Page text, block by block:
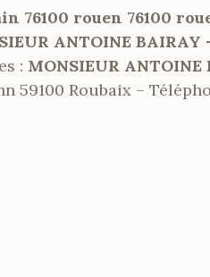
76100 rouen 76100
ANTOINE
: MONSIEUR ANTOINE
59100 Roubaix –